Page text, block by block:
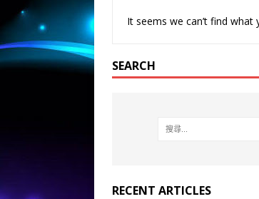
It seems we can’t find what
SEARCH
RECENT ARTICLES